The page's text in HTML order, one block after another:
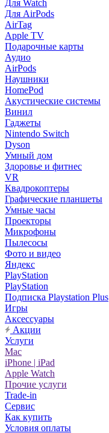
Для Watch
Для AirPods
AirTag
Apple TV
Подарочные карты
Аудио
AirPods
Наушники
HomePod
Акустические системы
Винил
Гаджеты
Nintendo Switch
Dyson
Умный дом
Здоровье и фитнес
VR
Квадрокоптеры
Графические планшеты
Умные часы
Проекторы
Микрофоны
Пылесосы
Фото и видео
Яндекс
PlayStation
PlayStation
Подписка Playstation Plus
Игры
Аксессуары
Акции
Услуги
Mac
iPhone | iPad
Apple Watch
Прочие услуги
Trade-in
Сервис
Как купить
Условия оплаты